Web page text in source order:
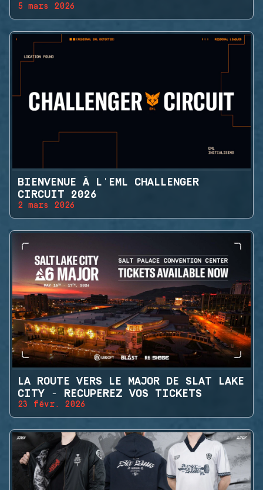
5 mars 2026
BIENVENUE À L'EML CHALLENGER
CIRCUIT 2026
2 mars 2026
LA ROUTE VERS LE MAJOR DE SLAT LAKE
CITY - RECUPEREZ VOS TICKETS
23 févr. 2026